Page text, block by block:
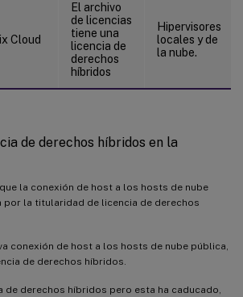
Cloud
El archivo
de licencias
tiene una
licencia de
derechos
híbridos
Hipervisores
locales y de
la nube.
de derechos híbridos en la
la conexión de host a los hosts de nube
por la titularidad de licencia de derechos
conexión de host a los hosts de nube pública,
de derechos híbridos.
de derechos híbridos pero esta ha caducado,